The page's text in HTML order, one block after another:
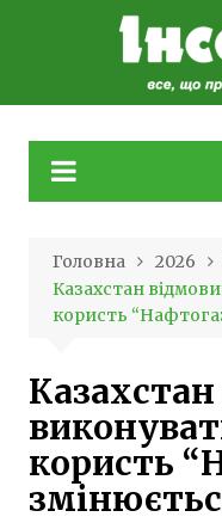
Головна 2026
Казахстан
користь
користь